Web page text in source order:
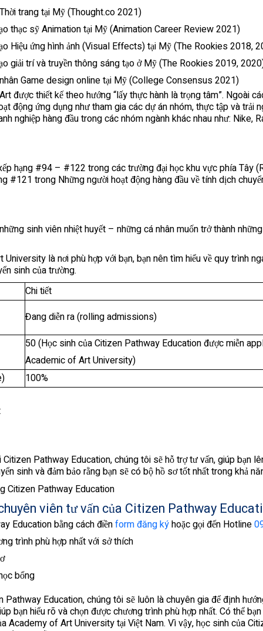
trang tại Mỹ (Thought.co 2021)
thạc sỹ Animation tại Mỹ (Animation Career Review 2021)
Hiệu ứng hình ảnh (Visual Effects) tại Mỹ (The Rookies 2018,
giải trí và truyền thông sáng tạo ở Mỹ (The Rookies 2019,
Game design online tại Mỹ (College Consensus 2021)
được thiết kế theo hướng “lấy thực hành là trọng tâm”. Ngoài
động ứng dụng như tham gia các dự án nhóm, thực tập và trải
nghiệp hàng đầu trong các nhóm ngành khác nhau như: Nike,
hạng #94 – #122 trong các trường đại học khu vực phía Tây
#121 trong Những người hoạt động hàng đầu về tính dịch
sinh viên nhiệt huyết – những cá nhân muốn trở thành
là nơi phù hợp với bạn, bạn nên tìm hiểu về quy trình
sinh của trường.
Chi tiết
Đang diễn ra (rolling admissions)
50 (Học sinh của Citizen Pathway Education được miễn
Academic of Art University)
100%
Pathway Education, chúng tôi sẽ hỗ trợ tư vấn, giúp bạn
sinh và đảm bảo rằng bạn sẽ có bộ hồ sơ tốt nhất trong khả
Citizen Pathway Education
viên tư vấn của Citizen Pathway
Education bằng cách điềnform đăng kýhoặc gọi đến Hotline
trình phù hợp nhất với sở thích
bổng
Education, chúng tôi sẽ luôn là chuyên gia để định
bạn hiểu rõ và chọn được chương trình phù hợp nhất. Có thể
Academy of Art University tại Việt Nam. Vì vậy, học sinh của